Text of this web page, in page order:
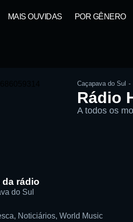
MAIS OUVIDAS POR GÊNERO
Caçapava do Sul -
Rádio
A todos os
rádio
do Sul
, Noticiários, World Music